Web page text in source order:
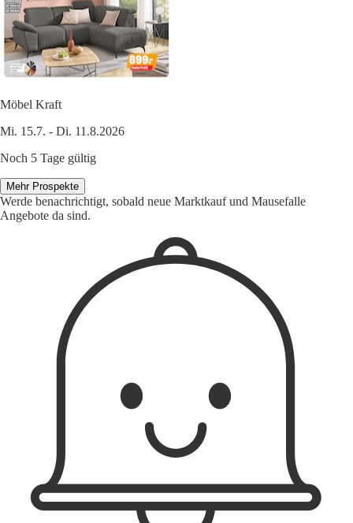
Möbel Kraft
Mi. 15.7. - Di. 11.8.2026
Noch 5 Tage gültig
Mehr Prospekte
Werde benachrichtigt, sobald neue Marktkauf und Mausefalle
Angebote da sind.